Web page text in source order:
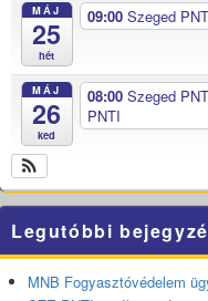
MÁJ
25
hét
09:00 Szeged
MÁJ
26
ked
08:00 Szeged
PNTI
Legutóbbi
MNB Fogyasztóvédelem